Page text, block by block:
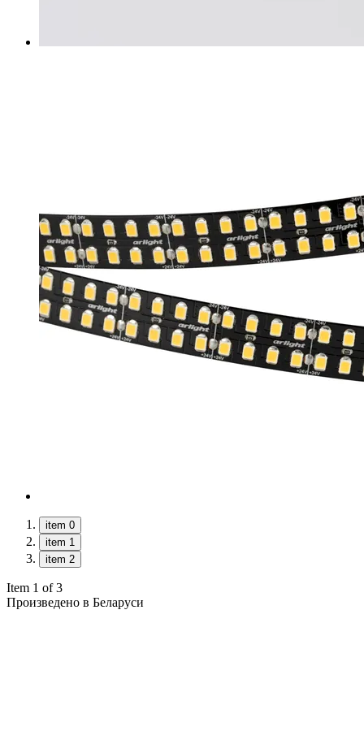
item 0
item 1
item 2
Item 1 of 3
Произведено в Беларуси